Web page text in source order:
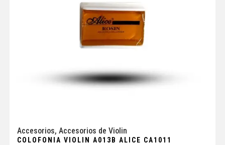
Accesorios, Accesorios de Violin
COLOFONIA VIOLIN A013B ALICE CA1011